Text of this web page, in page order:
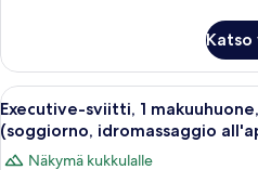
(Moderna)
Katso
Avaa
kaikki
huonetyypin
3
Executive-sviitti, 1
(soggiorno, idromassaggio
Näkymä kukkulalle